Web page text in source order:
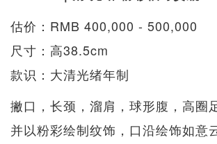
估价：RMB 400,000 - 500,000
尺寸：高38.5cm
款识：大清光绪年制
撇口，长颈，溜肩，球形腹，高圈
并以粉彩绘制纹饰，口沿绘饰如意